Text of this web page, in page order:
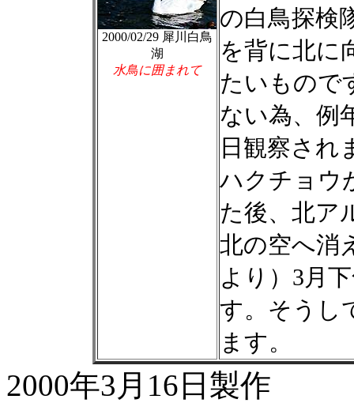
2000/02/29 犀川白鳥
湖
水鳥に囲まれて
の白鳥探検
を背に北に
たいもので
ない為、例
日観察され
ハクチョウ
た後、北ア
北の空へ消
より）3月
す。そうし
ます。
2000年3月16日製作